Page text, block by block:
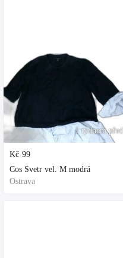
1 týdnem před
Kč 99
Cos Svetr vel. M modrá
Ostrava